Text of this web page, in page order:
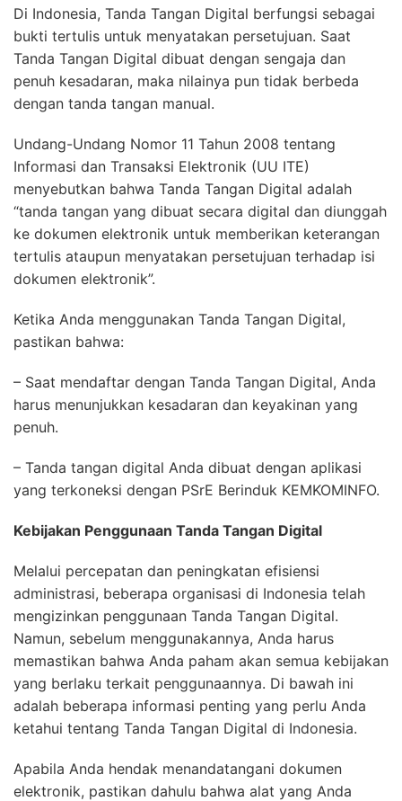
Di Indonesia, Tanda Tangan Digital berfungsi sebagai
bukti tertulis untuk menyatakan persetujuan. Saat
Tanda Tangan Digital dibuat dengan sengaja dan
penuh kesadaran, maka nilainya pun tidak berbeda
dengan tanda tangan manual.
Undang-Undang Nomor 11 Tahun 2008 tentang
Informasi dan Transaksi Elektronik (UU ITE)
menyebutkan bahwa Tanda Tangan Digital adalah
“tanda tangan yang dibuat secara digital dan diunggah
ke dokumen elektronik untuk memberikan keterangan
tertulis ataupun menyatakan persetujuan terhadap isi
dokumen elektronik”.
Ketika Anda menggunakan Tanda Tangan Digital,
pastikan bahwa:
– Saat mendaftar dengan Tanda Tangan Digital, Anda
harus menunjukkan kesadaran dan keyakinan yang
penuh.
– Tanda tangan digital Anda dibuat dengan aplikasi
yang terkoneksi dengan PSrE Berinduk KEMKOMINFO.
Kebijakan Penggunaan Tanda Tangan Digital
Melalui percepatan dan peningkatan efisiensi
administrasi, beberapa organisasi di Indonesia telah
mengizinkan penggunaan Tanda Tangan Digital.
Namun, sebelum menggunakannya, Anda harus
memastikan bahwa Anda paham akan semua kebijakan
yang berlaku terkait penggunaannya. Di bawah ini
adalah beberapa informasi penting yang perlu Anda
ketahui tentang Tanda Tangan Digital di Indonesia.
Apabila Anda hendak menandatangani dokumen
elektronik, pastikan dahulu bahwa alat yang Anda